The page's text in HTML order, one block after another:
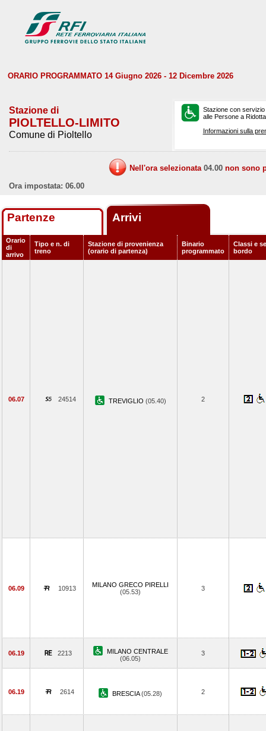
ORARIO PROGRAMMATO 14 Giugno 2026 - 12 Dicembre 2026
Stazione di
PIOLTELLO-LIMITO
Comune di Pioltello
Stazione con
alle Persone a
Informazioni sulla
Nell'ora selezionata 04.00 non sono
Ora impostata: 06.00
Partenze Arrivi
Orario
di
arrivo
Tipo e n. di
treno
Stazione di provenienza
(orario di partenza)
Binario
programmato
Classi e
bordo
06.07 24514 TREVIGLIO (05.40) 2
06.09 10913
MILANO GRECO PIRELLI
(05.53)
3
06.19 2213
MILANO CENTRALE
(06.05)
3
06.19 2614 BRESCIA(05.28) 2